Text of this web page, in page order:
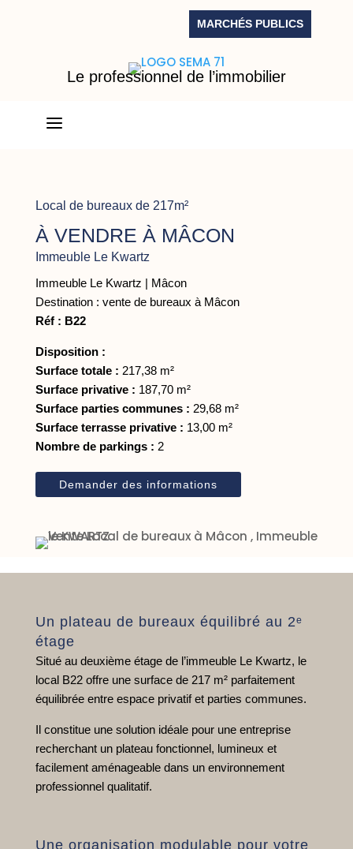
MARCHÉS PUBLICS
Le professionnel de l’immobilier
a
Local de bureaux de 217m²
À VENDRE À MÂCON
Immeuble Le Kwartz
Immeuble Le Kwartz | Mâcon
Destination : vente de bureaux à Mâcon
Réf : B22
Disposition :
Surface totale : 217,38 m²
Surface privative : 187,70 m²
Surface parties communes : 29,68 m²
Surface terrasse privative : 13,00 m²
Nombre de parkings : 2
Demander des informations
Un plateau de bureaux équilibré au 2ᵉ
étage
Situé au deuxième étage de l’immeuble Le Kwartz, le
local B22 offre une surface de 217 m² parfaitement
équilibrée entre espace privatif et parties communes.
Il constitue une solution idéale pour une entreprise
recherchant un plateau fonctionnel, lumineux et
facilement aménageable dans un environnement
professionnel qualitatif.
Une organisation modulable pour votre